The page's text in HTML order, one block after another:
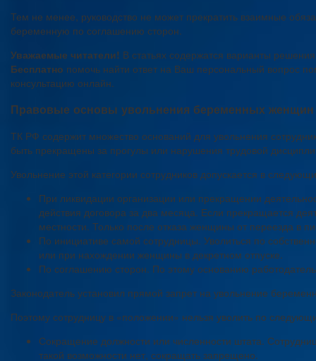
Тем не менее, руководство не может прекратить взаимные
беременную по соглашению сторон.
Уважаемые читатели! В статьях содержатся варианты
Бесплатно помочь найти ответ на Ваш персональный вопрос
консультацию онлайн.
Правовые основы увольнения беременных женщин
ТК РФ содержит множество оснований для увольнения
быть прекращены за прогулы или нарушения трудовой
Увольнение этой категории сотрудников допускается в
При ликвидации организации или прекращении
действия договора за два месяца. Если прекращается
местности. Только после отказа женщины от переезда в
По инициативе самой сотрудницы. Уволиться по
или при нахождении женщины в декретном отпуске.
По соглашению сторон. По этому основанию
Законодатель установил прямой запрет на увольнение
Поэтому сотрудницу в «положении» нельзя уволить по
Сокращение должности или численности штата.
такой возможности нет, сокращать запрещено.